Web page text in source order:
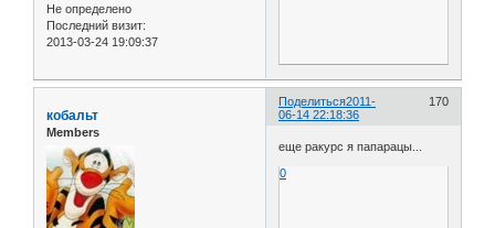
Не определено
Последний визит:
2013-03-24 19:09:37
Поделиться 170
2011-
06-14 22:18:36
кобальт
Members
еще ракурс я папарацы...
0